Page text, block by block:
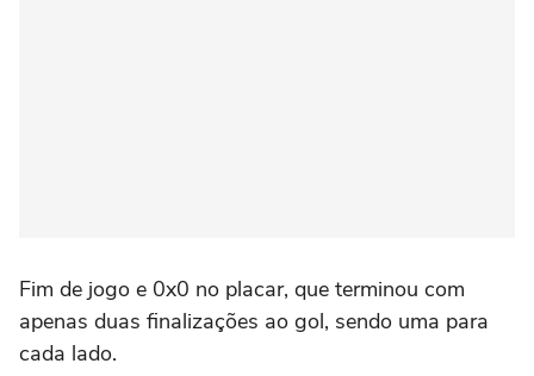
Fim de jogo e 0x0 no placar, que terminou com
apenas duas finalizações ao gol, sendo uma para
cada lado.